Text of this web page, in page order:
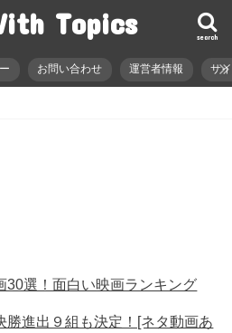
Topics search
お問い合わせ 運営者情報 サ
30選！面白い映画ランキング
勝進出９組も決定！[ネタ動画あ